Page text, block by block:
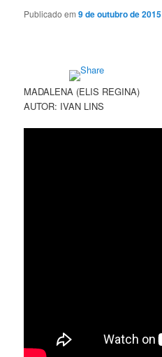
Publicado em9 de outubro de 2015
MADALENA (ELIS REGINA)
AUTOR: IVAN LINS